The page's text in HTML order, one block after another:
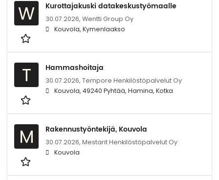
W Kurottajakuski datakeskustyömaalle
30.07.2026, Wentti Group Oy
Kouvola, Kymenlaakso
T Hammashoitaja
30.07.2026, Tempore Henkilöstöpalvelut Oy
Kouvola, 49240 Pyhtää, Hamina, Kotka
M Rakennustyöntekijä, Kouvola
30.07.2026, Mestarit Henkilöstöpalvelut Oy
Kouvola